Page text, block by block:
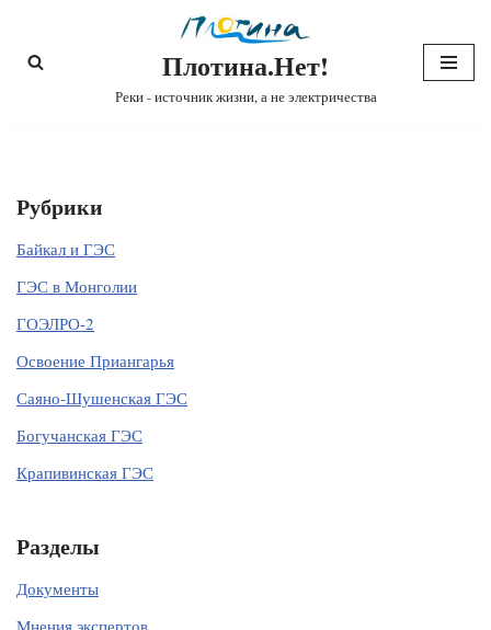
Перейти
Плотина.Нет!
Реки - источник жизни, а не электричества
Рубрики
Байкал и ГЭС
ГЭС в Монголии
ГОЭЛРО-2
Освоение Приангарья
Саяно-Шушенская ГЭС
Богучанская ГЭС
Крапивинская ГЭС
Разделы
Документы